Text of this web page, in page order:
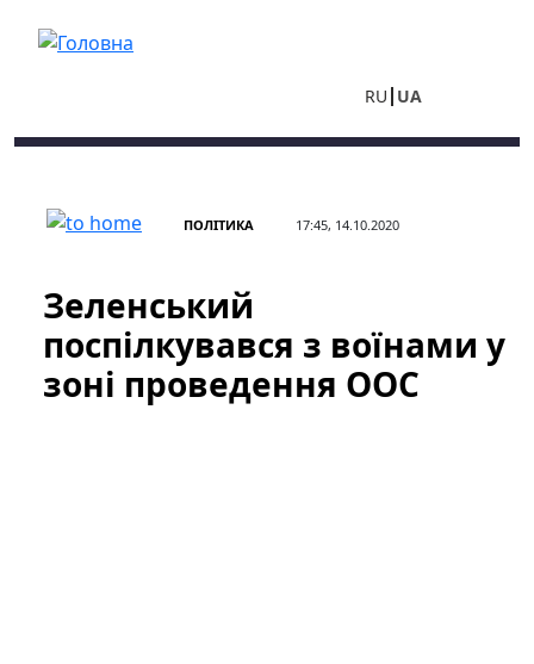
RU UA
ПОЛІТИКА 17:45, 14.10.2020
Зеленський
поспілкувався з воїнами у
зоні проведення ООС